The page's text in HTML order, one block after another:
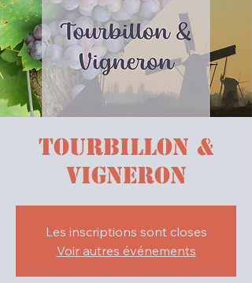
Tourbillon &
Vigneron
Les inscriptions sont closes
Voir autres événements